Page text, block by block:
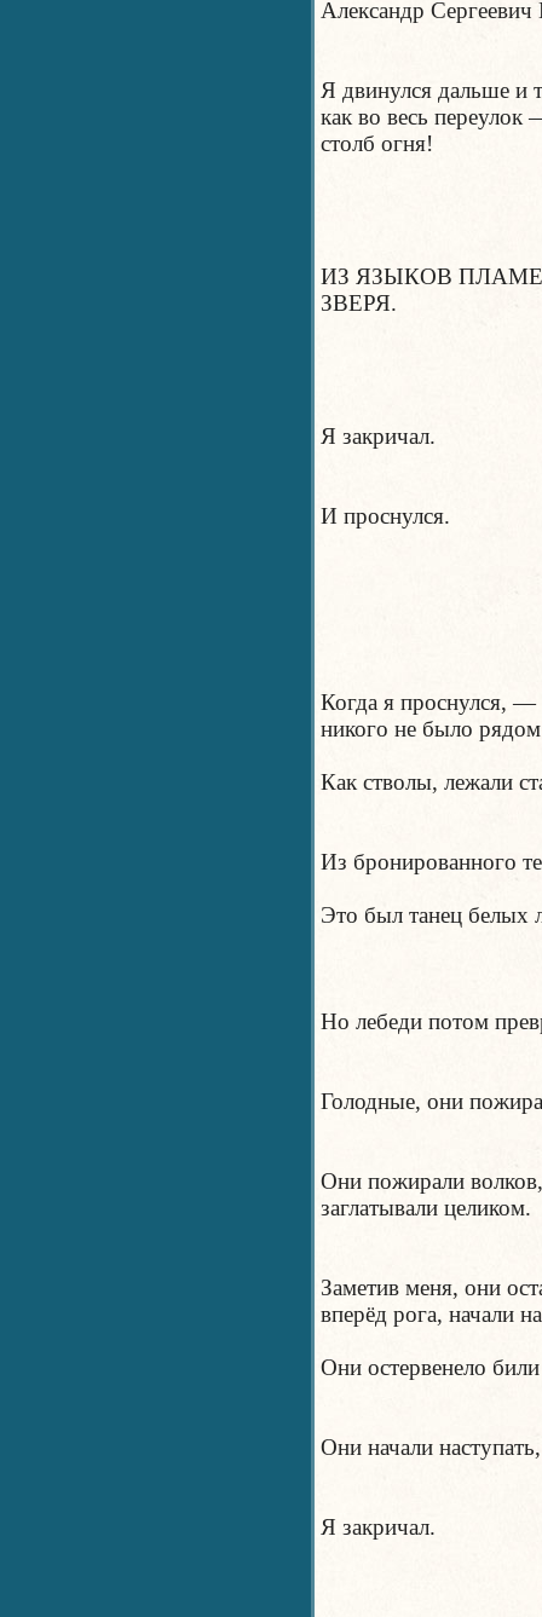
Александр
Я двинулся дальше и
как во весь
столб огня!
ИЗ ЯЗЫКОВ
ЗВЕРЯ.
Я закричал.
И проснулся.
Когда я проснулся, —
никого не было
Как стволы, лежали
Из бронированного
Это был танец белых
Но лебеди потом
Голодные, они
Они пожирали
заглатывали целиком.
Заметив меня, они
вперёд рога, начали
Они остервенело
Они начали
Я закричал.